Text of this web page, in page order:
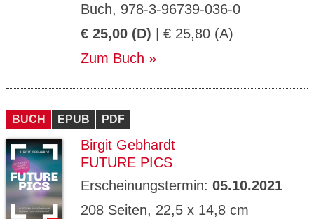
Buch, 978-3-96739-036-0
€ 25,00 (D) | € 25,80 (A)
Zum Buch
BUCH EPUB PDF
Birgit Gebhardt
FUTURE PICS
Erscheinungstermin: 05.10.2021
208 Seiten, 22,5 x 14,8 cm